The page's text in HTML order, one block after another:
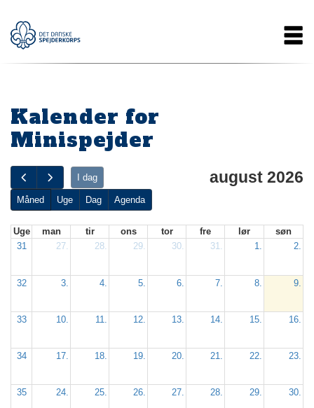
hovedindhold
Main
navigation
Kalender for
Minispejder
I dag august 2026
Måned Uge Dag Agenda
Uge man tir ons tor fre lør
søn
31
27. 28. 29. 30. 31. 1. 2.
32 3. 4. 5. 6. 7. 8. 9.
33 10. 11. 12. 13. 14. 15. 16.
34 17. 18. 19. 20. 21. 22. 23.
35 24. 25. 26. 27. 28. 29. 30.